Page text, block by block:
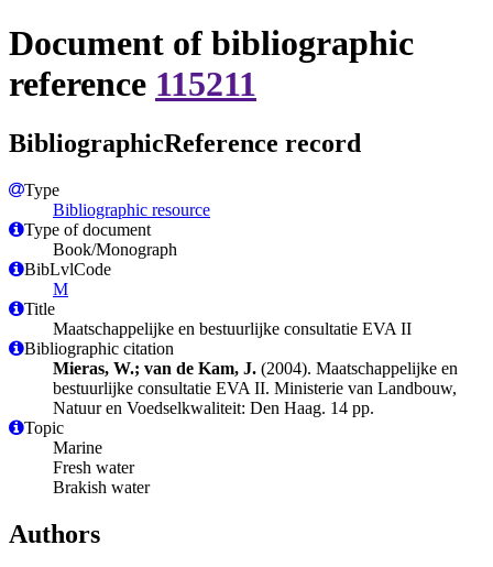
Document of bibliographic
reference 115211
BibliographicReference record
Type
Bibliographic resource
Type of document
Book/Monograph
BibLvlCode
M
Title
Maatschappelijke en bestuurlijke consultatie EVA II
Bibliographic citation
Mieras, W.; van de Kam, J. (2004). Maatschappelijke en
bestuurlijke consultatie EVA II. Ministerie van Landbouw,
Natuur en Voedselkwaliteit: Den Haag. 14 pp.
Topic
Marine
Fresh water
Brakish water
Authors